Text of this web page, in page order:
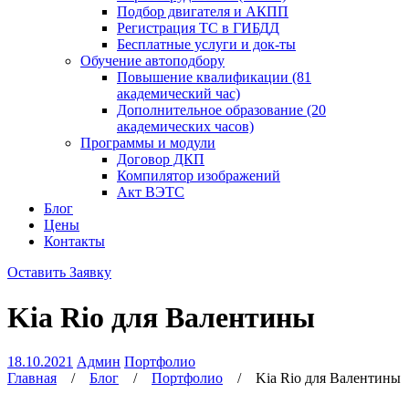
Подбор двигателя и АКПП
Регистрация ТС в ГИБДД
Бесплатные услуги и док-ты
Обучение автоподбору
Повышение квалификации (81
академический час)
Дополнительное образование (20
академических часов)
Программы и модули
Договор ДКП
Компилятор изображений
Акт ВЭТС
Блог
Цены
Контакты
Оставить Заявку
Kia Rio для Валентины
18.10.2021 Админ Портфолио
Главная / Блог / Портфолио / Kia Rio для Валентины